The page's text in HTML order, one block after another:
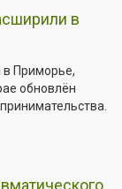
в
в Приморье,
обновлён